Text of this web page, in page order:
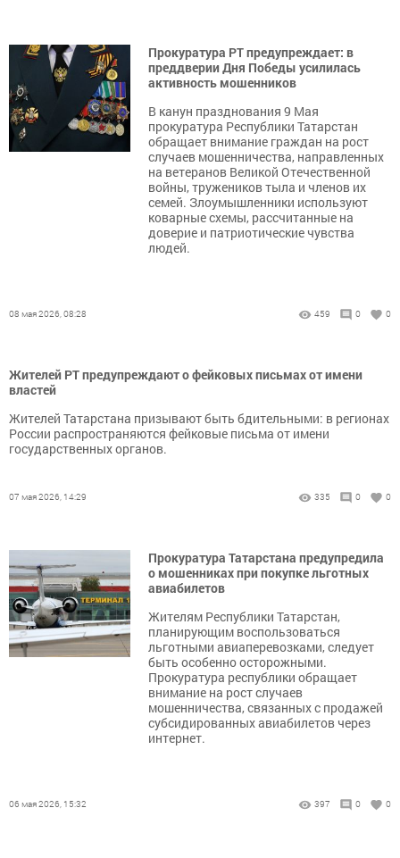
Прокуратура РТ предупреждает: в
преддверии Дня Победы усилилась
активность мошенников
В канун празднования 9 Мая
прокуратура Республики Татарстан
обращает внимание граждан на рост
случаев мошенничества, направленных
на ветеранов Великой Отечественной
войны, тружеников тыла и членов их
семей. Злоумышленники используют
коварные схемы, рассчитанные на
доверие и патриотические чувства
людей.
08 мая 2026, 08:28 459 0 0
Жителей РТ предупреждают о фейковых письмах от имени
властей
Жителей Татарстана призывают быть бдительными: в регионах
России распространяются фейковые письма от имени
государственных органов.
07 мая 2026, 14:29 335 0 0
Прокуратура Татарстана предупредила
о мошенниках при покупке льготных
авиабилетов
Жителям Республики Татарстан,
планирующим воспользоваться
льготными авиаперевозками, следует
быть особенно осторожными.
Прокуратура республики обращает
внимание на рост случаев
мошенничества, связанных с продажей
субсидированных авиабилетов через
интернет.
06 мая 2026, 15:32 397 0 0